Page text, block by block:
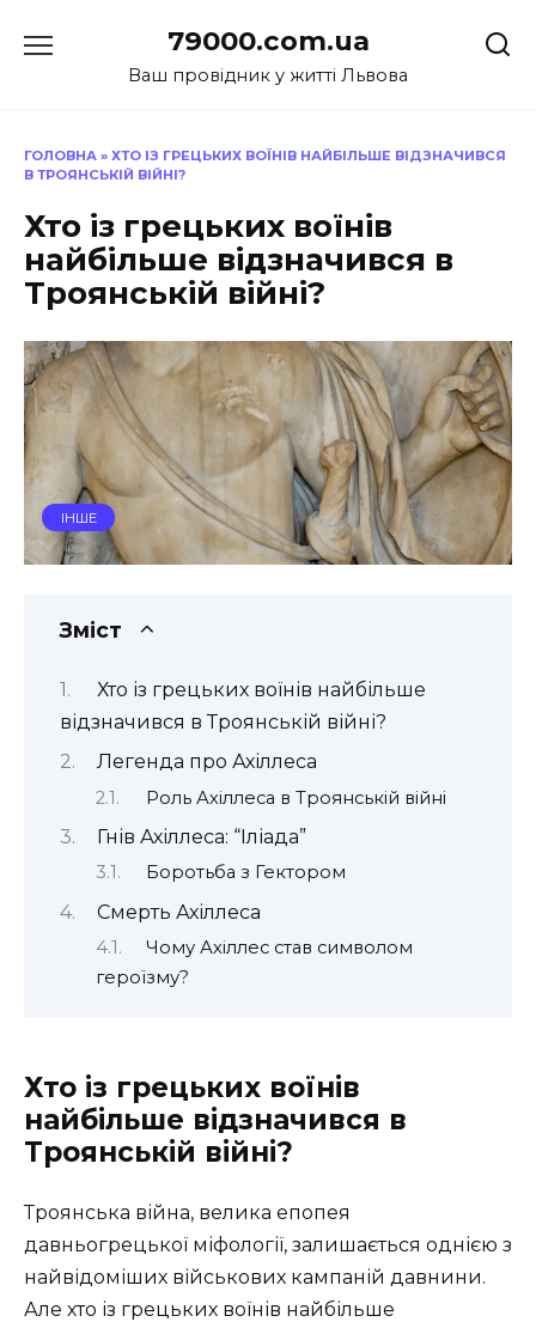
до
79000.com.ua
Ваш провідник у житті Львова
ГОЛОВНА » ХТО ІЗ ГРЕЦЬКИХ ВОЇНІВ НАЙБІЛЬШЕ ВІДЗНАЧИВСЯ
В ТРОЯНСЬКІЙ ВІЙНІ?
Хто із грецьких воїнів
найбільше відзначився в
Троянській війні?
ІНШЕ
Зміст
Хто із грецьких воїнів найбільше
відзначився в Троянській війні?
Легенда про Ахіллеса
Роль Ахіллеса в Троянській війні
Гнів Ахіллеса: “Іліада”
Боротьба з Гектором
Смерть Ахіллеса
Чому Ахіллес став символом
героїзму?
Хто із грецьких воїнів
найбільше відзначився в
Троянській війні?
Троянська війна, велика епопея
давньогрецької міфології, залишається однією з
найвідоміших військових кампаній давнини.
Але хто із грецьких воїнів найбільше